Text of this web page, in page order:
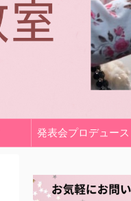
発表会プロデュース